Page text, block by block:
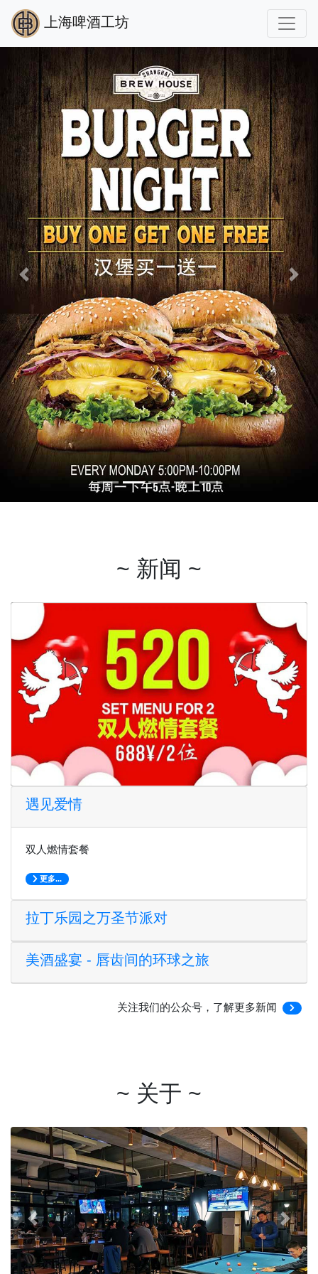
上海啤酒工坊
Previous Next
~ 新闻 ~
遇见爱情
双人燃情套餐
更多...
拉丁乐园之万圣节派对
美酒盛宴 - 唇齿间的环球之旅
关注我们的公众号，了解更多新闻
~ 关于 ~
Previous Next